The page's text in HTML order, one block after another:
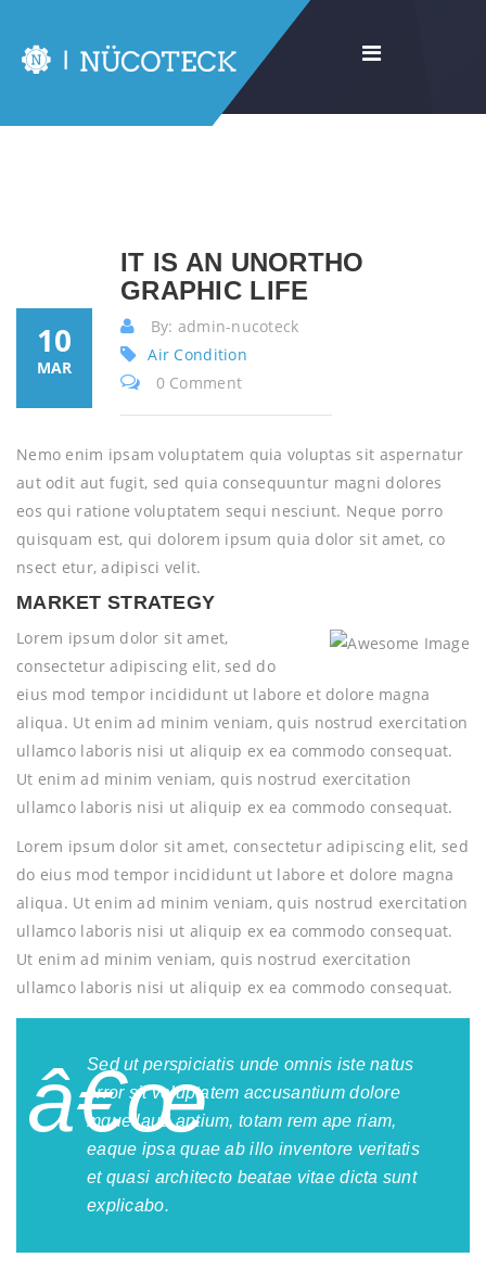
10
MAR
IT IS AN UNORTHO
GRAPHIC LIFE
By: admin-nucoteck
Air Condition
0 Comment
Nemo enim ipsam voluptatem quia voluptas sit aspernatur
aut odit aut fugit, sed quia consequuntur magni dolores
eos qui ratione voluptatem sequi nesciunt. Neque porro
quisquam est, qui dolorem ipsum quia dolor sit amet, co
nsect etur, adipisci velit.
MARKET STRATEGY
Lorem ipsum dolor sit amet,
consectetur adipiscing elit, sed do
eius mod tempor incididunt ut labore et dolore magna
aliqua. Ut enim ad minim veniam, quis nostrud exercitation
ullamco laboris nisi ut aliquip ex ea commodo consequat.
Ut enim ad minim veniam, quis nostrud exercitation
ullamco laboris nisi ut aliquip ex ea commodo consequat.
Lorem ipsum dolor sit amet, consectetur adipiscing elit, sed
do eius mod tempor incididunt ut labore et dolore magna
aliqua. Ut enim ad minim veniam, quis nostrud exercitation
ullamco laboris nisi ut aliquip ex ea commodo consequat.
Ut enim ad minim veniam, quis nostrud exercitation
ullamco laboris nisi ut aliquip ex ea commodo consequat.
Sed ut perspiciatis unde omnis iste natus
error sit voluptatem accusantium dolore
mque laud antium, totam rem ape riam,
eaque ipsa quae ab illo inventore veritatis
et quasi architecto beatae vitae dicta sunt
explicabo.